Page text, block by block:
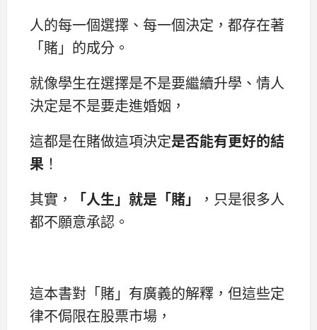
人的每一個選擇、每一個決定，都存在著
「賭」的成分。
就像學生在選擇是不是要繼續升學、情人
決定是不是要走進婚姻，
這都是在賭做這項決定是否能有更好的結
果 ！
其實，
「人生」就是「賭」
，只是很多人
都不願意承認。
這本書對「賭」有廣義的解釋，但這些定
律不侷限在股票市場，